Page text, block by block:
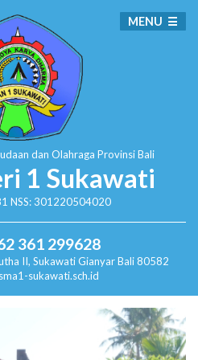
dan Olahraga Provinsi Bali
1 Sukawati
NSS: 301220504020
361 299628
II, SukawatiGianyar Bali 80582
sukawati.sch.id
MENU